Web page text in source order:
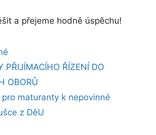
a přejeme hodně úspěchu!
PŘIJÍMACÍHO ŘÍZENÍ DO
OBORŮ
maturanty k nepovinné
z DěU